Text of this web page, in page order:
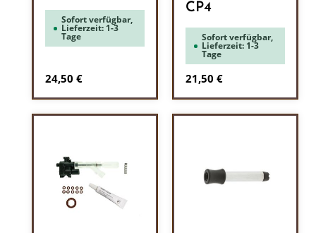
Sofort verfügbar,
Lieferzeit: 1-3
Tage
Regulärer Preis:
24,50 €
CP4
Sofort verfügbar,
Lieferzeit: 1-3
Tage
Regulärer Preis:
21,50 €